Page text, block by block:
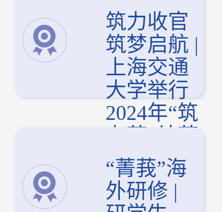
谈会举行
筑力收官
筑梦启航 |
上海交通
大学举行
2024年“筑
力营”结营
仪式
“菁莪”海
外研修 |